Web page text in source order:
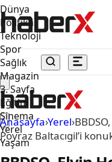
Dünya
Politika
Teknoloji
Spor
Sağlık
Magazin
3. Sayfa
Eğitim
Sinema
Yerel
Yaşam
Anasayfa›Yerel›
Poyraz Baltacıgil’i